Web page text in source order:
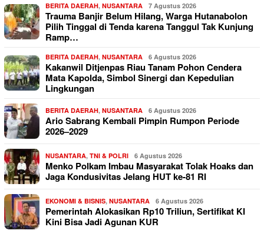
BERITA DAERAH, NUSANTARA 7 Agustus 2026
Trauma Banjir Belum Hilang, Warga Hutanabolon
Pilih Tinggal di Tenda karena Tanggul Tak Kunjung
Ramp…
BERITA DAERAH, NUSANTARA 6 Agustus 2026
Kakanwil Ditjenpas Riau Tanam Pohon Cendera
Mata Kapolda, Simbol Sinergi dan Kepedulian
Lingkungan
BERITA DAERAH, NUSANTARA 6 Agustus 2026
Ario Sabrang Kembali Pimpin Rumpon Periode
2026–2029
NUSANTARA, TNI & POLRI 6 Agustus 2026
Menko Polkam Imbau Masyarakat Tolak Hoaks dan
Jaga Kondusivitas Jelang HUT ke-81 RI
EKONOMI & BISNIS, NUSANTARA 6 Agustus 2026
Pemerintah Alokasikan Rp10 Triliun, Sertifikat KI
Kini Bisa Jadi Agunan KUR